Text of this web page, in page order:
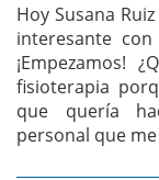
Hoy Susana
interesante
¡Empezamos!
fisioterapia
que quería
personal que